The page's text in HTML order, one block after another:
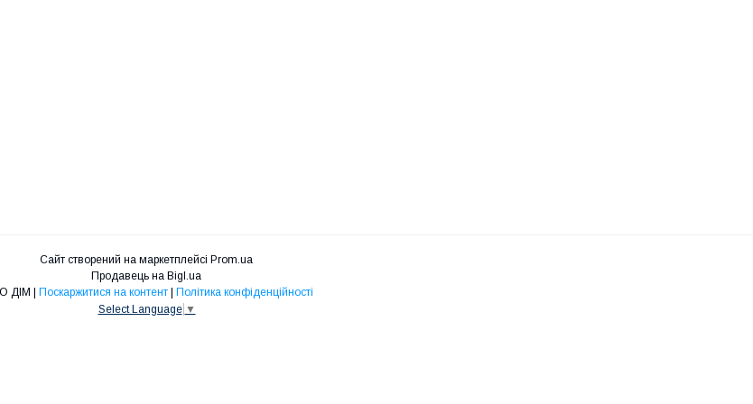
Сайт створений на маркетплейсі Prom.ua
Продавець на Bigl.ua
Поскаржитися на контент
Політика конфіденційності
Select Language ▼